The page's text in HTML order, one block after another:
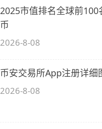
2025市值排名全球前100
币
2026-8-08
币安交易所App注册详细
2026-8-08